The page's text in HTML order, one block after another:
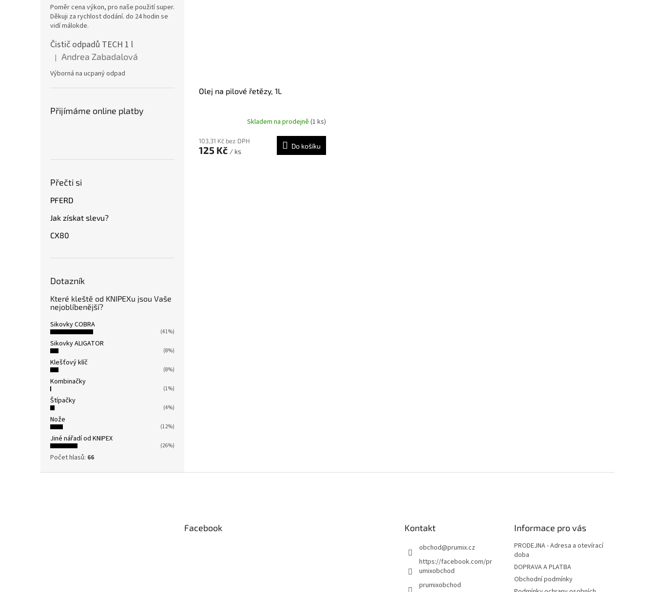
Poměr cena výkon, pro naše použití super.
Děkuji za rychlost dodání. do 24 hodin se
vidí málokde.
Čistič odpadů TECH 1 l
Hodnocení produktu je 5 z 5 hvězdiček.
| Andrea Zabadalová
Výborná na ucpaný odpad
Přijímáme online platby
Přečti si
PFERD
Jak získat slevu?
CX80
Dotazník
Které kleště od KNIPEXu jsou Vaše
nejoblíbenější?
Sikovky COBRA
(41%)
Sikovky ALIGATOR
(8%)
Klešťový klíč
(8%)
Kombinačky
(1%)
Štípačky
(4%)
Nože
(12%)
Jiné nářadí od KNIPEX
(26%)
Počet hlasů: 66
Olej na pilové řetězy, 1L
Skladem na prodejně (1 ks)
103,31 Kč bez DPH
125 Kč / ks
Do košíku
Facebook Kontakt
obchod@prumix.cz
https://facebook.com/pr
umixobchod
prumixobchod
Informace pro vás
PRODEJNA - Adresa a otevírací
doba
DOPRAVA A PLATBA
Obchodní podmínky